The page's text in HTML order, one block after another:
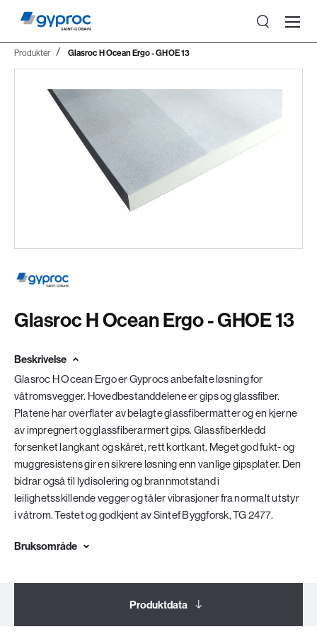
Produkter Glasroc H Ocean Ergo - GHOE 13
Glasroc H Ocean Ergo - GHOE 13
Beskrivelse
Glasroc H Ocean Ergo er Gyprocs anbefalte løsning for
våtromsvegger. Hovedbestanddelene er gips og glassfiber.
Platene har overflater av belagte glassfibermatter og en kjerne
av impregnert og glassfiberarmert gips. Glassfiberkledd
forsenket langkant og skåret, rett kortkant. Meget god fukt- og
muggresistens gir en sikrere løsning enn vanlige gipsplater. Den
bidrar også til lydisolering og brannmotstand i
leilighetsskillende vegger og tåler vibrasjoner fra normalt utstyr
i våtrom. Testet og godkjent av Sintef Byggforsk, TG 2477.
Bruksområde
Produktdata